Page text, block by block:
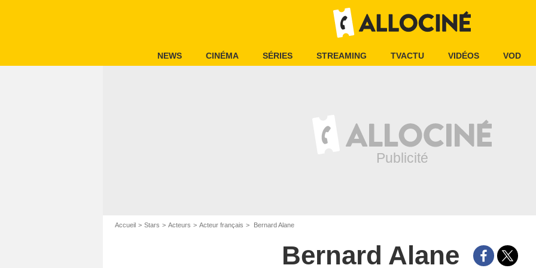
NEWS CINÉMA SÉRIES STREAMING TVACTU VIDÉOS VOD
Accueil Stars Acteurs Acteur français Bernard Alane
Bernard Alane